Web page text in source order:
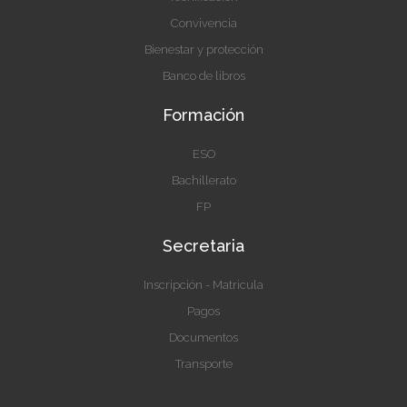
Convivencia
Bienestar y protección
Banco de libros
Formación
ESO
Bachillerato
FP
Secretaria
Inscripción - Matricula
Pagos
Documentos
Transporte